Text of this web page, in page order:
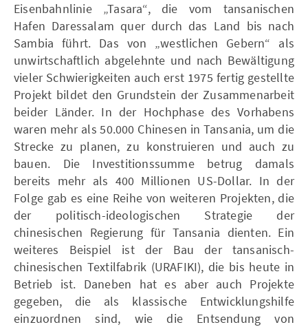
Eisenbahnlinie „Tasara“, die vom tansanischen
Hafen Daressalam quer durch das Land bis nach
Sambia führt. Das von „westlichen Gebern“ als
unwirtschaftlich abgelehnte und nach Bewältigung
vieler Schwierigkeiten auch erst 1975 fertig gestellte
Projekt bildet den Grundstein der Zusammenarbeit
beider Länder. In der Hochphase des Vorhabens
waren mehr als 50.000 Chinesen in Tansania, um die
Strecke zu planen, zu konstruieren und auch zu
bauen. Die Investitionssumme betrug damals
bereits mehr als 400 Millionen US-Dollar. In der
Folge gab es eine Reihe von weiteren Projekten, die
der politisch-ideologischen Strategie der
chinesischen Regierung für Tansania dienten. Ein
weiteres Beispiel ist der Bau der tansanisch-
chinesischen Textilfabrik (URAFIKI), die bis heute in
Betrieb ist. Daneben hat es aber auch Projekte
gegeben, die als klassische Entwicklungshilfe
einzuordnen sind, wie die Entsendung von